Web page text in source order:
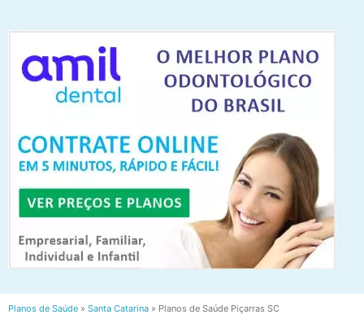
Planos de Saúde » Santa Catarina » Planos de Saúde Piçarras SC